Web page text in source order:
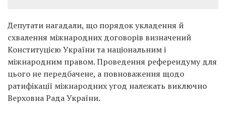
Депутати нагадали, що порядок укладення й
схвалення міжнародних договорів визначений
Конституцією України та національним і
міжнародним правом. Проведення референдуму для
цього не передбачене, а повноваження щодо
ратифікації міжнародних угод належать виключно
Верховна Рада України.